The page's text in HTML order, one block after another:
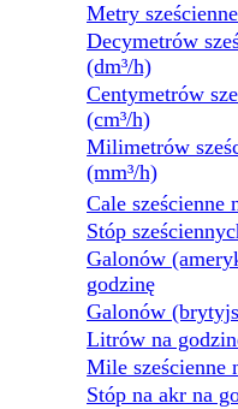
Metry
Decymetrów
(dm³/h)
Centymetrów
(cm³/h)
Milimetrów
(mm³/h)
Cale sześcienne
Stóp
Galonów
godzinę
Galonów
Litrów na
Mile sześcienne
Stóp na akr na